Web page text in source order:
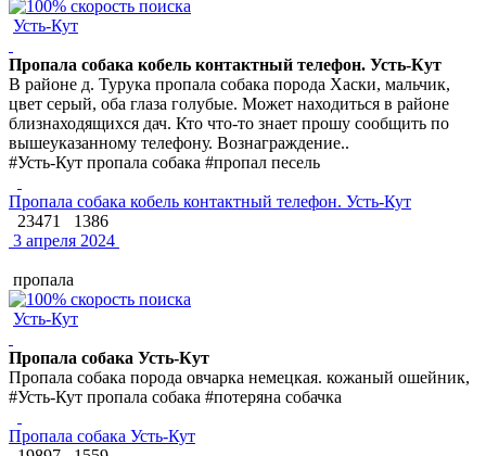
Усть-Кут
Пропала собака кобель контактный телефон. Усть-Кут
В районе д. Турука пропала собака порода Хаски, мальчик,
цвет серый, оба глаза голубые. Может находиться в районе
близнаходящихся дач. Кто что-то знает прошу сообщить по
вышеуказанному телефону. Вознаграждение..
#Усть-Кут пропала собака #пропал песель
Пропала собака кобель контактный телефон. Усть-Кут
23471
1386
3 апреля 2024
пропала
Усть-Кут
Пропала собака Усть-Кут
Пропала собака порода овчарка немецкая. кожаный ошейник,
#Усть-Кут пропала собака #потеряна собачка
Пропала собака Усть-Кут